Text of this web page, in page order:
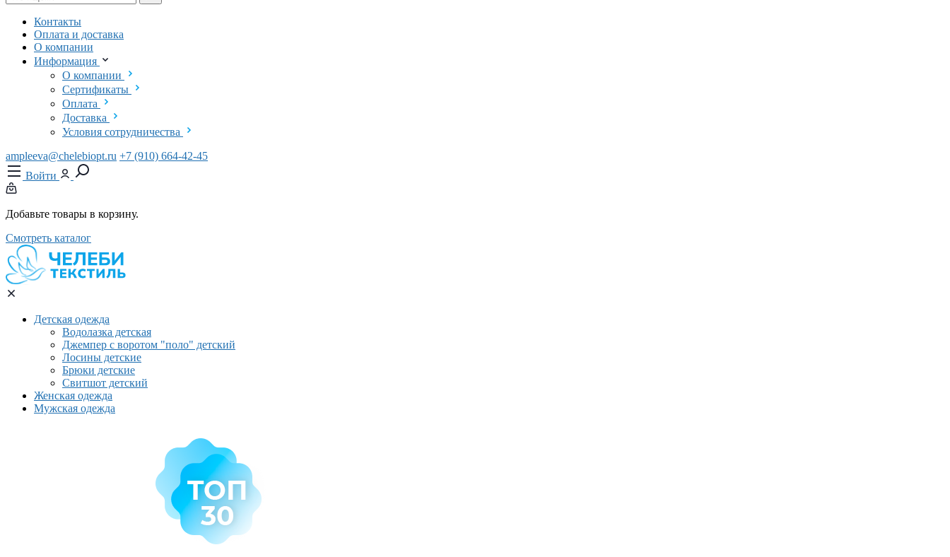
Контакты
Оплата и доставка
О компании
Информация
О компании
Сертификаты
Оплата
Доставка
Условия сотрудничества
ampleeva@chelebiopt.ru +7 (910) 664-42-45
Войти
Добавьте товары в корзину.
Смотреть каталог
Детская одежда
Водолазка детская
Джемпер с воротом "поло" детский
Лосины детские
Брюки детские
Свитшот детский
Женская одежда
Мужская одежда